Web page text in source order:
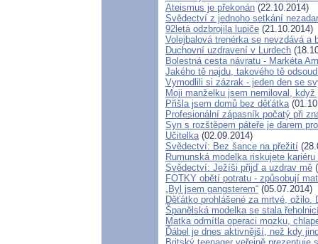
Ateismus je překonán (22.10.2014)
Svědectví z jednoho setkání
92letá odzbrojila lupiče (21.10.2014)
Volejbalová trenérka se nevzdává a
Duchovní uzdravení v Lurdech
Bolestná cesta návratu - Markéta
Jakého tě najdu, takového tě
Vymodlili si zázrak - jeden den se
Moji manželku jsem nemiloval,
Přišla jsem domů bez děťátka
Profesionální zápasník počatý při
Syn s rozštěpem páteře je darem
Učitelka(02.09.2014)
Svědectví: Bez šance na přežití
Rumunská modelka riskujete
Svědectví: Ježíši přijď a uzdrav mě
FOTKY obětí potratu - způsobují
„Byl jsem gangsterem“ (05.07.2014)
Děťátko prohlášené za mrtvé, ožilo.
Španělská modelka se stala
Matka odmítla operaci mozku,
Ďábel je dnes aktivnější, než kdy